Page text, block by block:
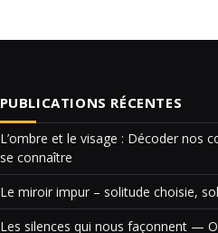
PUBLICATIONS RÉCENTES
L’ombre et le visage : Décoder nos
se connaître
Le miroir impur – solitude choisie,
Les silences qui nous façonnent —